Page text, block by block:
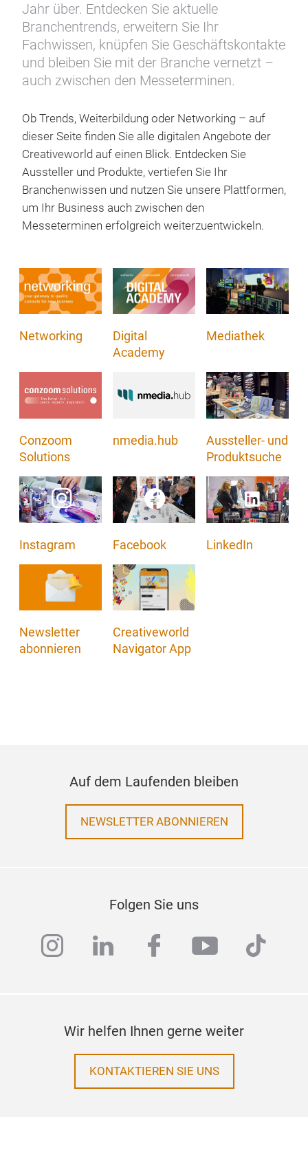
Jahr über. Entdecken Sie aktuelle
Branchentrends, erweitern Sie Ihr
Fachwissen, knüpfen Sie Geschäftskontakte
und bleiben Sie mit der Branche vernetzt –
auch zwischen den Messeterminen.
Ob Trends, Weiterbildung oder Networking – auf
dieser Seite finden Sie alle digitalen Angebote der
Creativeworld auf einen Blick. Entdecken Sie
Aussteller und Produkte, vertiefen Sie Ihr
Branchenwissen und nutzen Sie unsere Plattformen,
um Ihr Business auch zwischen den
Messeterminen erfolgreich weiterzuentwickeln.
Networking
Digital
Academy
Mediathek
Conzoom
Solutions
nmedia.hub
Aussteller- und
Produktsuche
Instagram Facebook LinkedIn
Newsletter
abonnieren
Creativeworld
Navigator App
Auf dem Laufenden bleiben
NEWSLETTER ABONNIEREN
Folgen Sie uns
instagram
linkedinfacebook
youtube
tiktok
Wir helfen Ihnen gerne weiter
KONTAKTIEREN SIE UNS